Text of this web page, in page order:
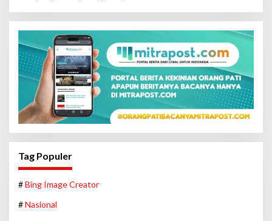
Tag Populer
#Bing Image Creator
#Nasional